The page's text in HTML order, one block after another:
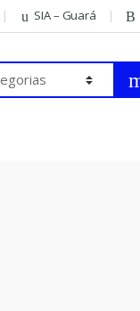
SIA – Guará